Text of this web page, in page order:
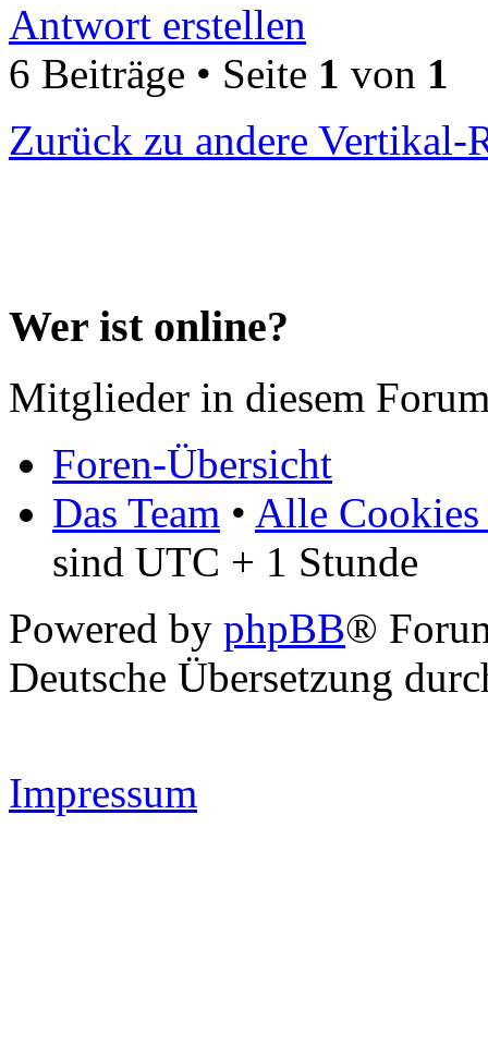
Antwort erstellen
6 Beiträge • Seite 1 von 1
Zurück zu andere Vertikal-
Wer ist online?
Mitglieder in diesem
Foren-Übersicht
Das Team • Alle Cookies
sind UTC + 1 Stunde
Powered by phpBB®
Deutsche Übersetzung
Impressum